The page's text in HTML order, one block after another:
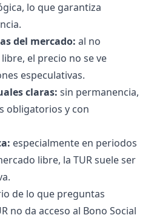
lo que garantiza
del mercado: al no
el precio no se ve
especulativas.
claras: sin permanencia,
obligatorios y con
especialmente en periodos
libre, la TUR suele ser
de lo que preguntas
no da acceso al Bono Social